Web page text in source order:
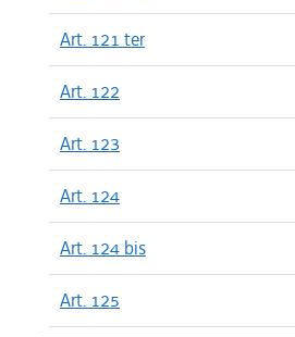
Art. 121 ter
Art. 122
Art. 123
Art. 124
Art. 124 bis
Art. 125